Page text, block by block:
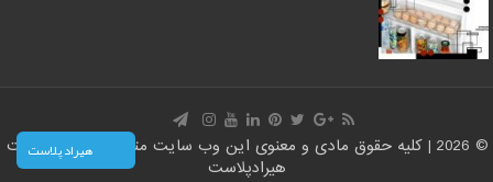
© 2026 | کلیه حقوق مادی و معنوی این وب سایت متعلق است به سایت
هیرادپلاست
هیراد پلاست